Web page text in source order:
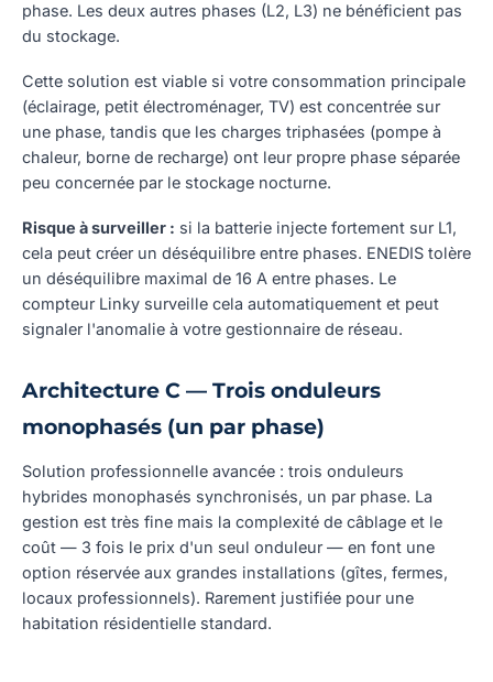
phase. Les deux autres phases (L2, L3) ne bénéficient pas
du stockage.
Cette solution est viable si votre consommation principale
(éclairage, petit électroménager, TV) est concentrée sur
une phase, tandis que les charges triphasées (pompe à
chaleur, borne de recharge) ont leur propre phase séparée
peu concernée par le stockage nocturne.
Risque à surveiller : si la batterie injecte fortement sur L1,
cela peut créer un déséquilibre entre phases. ENEDIS tolère
un déséquilibre maximal de 16 A entre phases. Le
compteur Linky surveille cela automatiquement et peut
signaler l'anomalie à votre gestionnaire de réseau.
Architecture C — Trois onduleurs
monophasés (un par phase)
Solution professionnelle avancée : trois onduleurs
hybrides monophasés synchronisés, un par phase. La
gestion est très fine mais la complexité de câblage et le
coût — 3 fois le prix d'un seul onduleur — en font une
option réservée aux grandes installations (gîtes, fermes,
locaux professionnels). Rarement justifiée pour une
habitation résidentielle standard.